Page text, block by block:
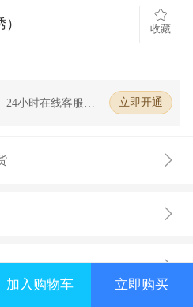
收藏
24小时在线客服、7
立即开通
加入购物车 立即购买